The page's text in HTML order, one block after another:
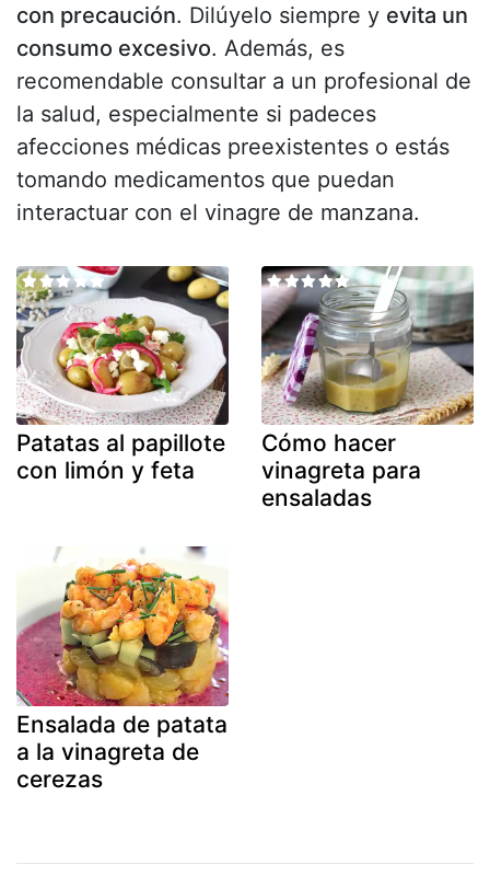
con precaución. Dilúyelo siempre y evita un
consumo excesivo. Además, es
recomendable consultar a un profesional de
la salud, especialmente si padeces
afecciones médicas preexistentes o estás
tomando medicamentos que puedan
interactuar con el vinagre de manzana.
Patatas al papillote
con limón y feta
Cómo hacer
vinagreta para
ensaladas
Ensalada de patata
a la vinagreta de
cerezas